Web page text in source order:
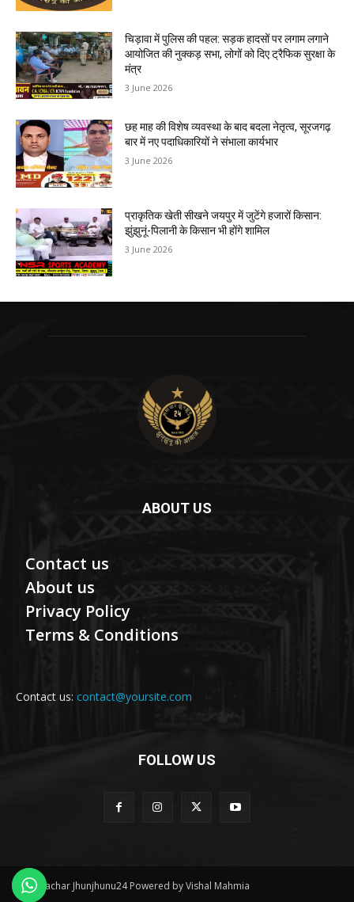
चिड़ावा में पुलिस की पहल: सड़क हादसों पर लगाम लगाने
आयोजित की नुक्कड़ सभा, लोगों को दिए ट्रैफिक सुरक्षा के
मंत्र
3 June 2026
छह माह की विशेष व्यवस्था के बाद बदला नेतृत्व, सूरजगढ़
बार में नए पदाधिकारियों ने संभाला कार्यभार
3 June 2026
प्राकृतिक खेती सीखने जयपुर में जुटेंगे हजारों किसान:
झुंझुनूं-पिलानी के किसान भी होंगे शामिल
3 June 2026
ABOUT US
Contact us
About us
Privacy Policy
Terms & Conditions
Contact us: contact@yoursite.com
FOLLOW US
© Samachar Jhunjhunu24 Powered by Vishal Mahmia